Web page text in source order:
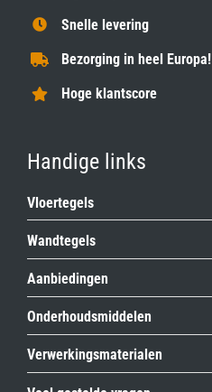
Snelle levering
Bezorging in heel Europa!
Hoge klantscore
Handige links
Vloertegels
Wandtegels
Aanbiedingen
Onderhoudsmiddelen
Verwerkingsmaterialen